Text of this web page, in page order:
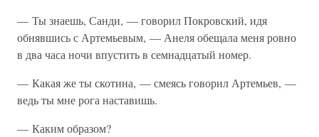
— Ты знаешь, Санди, — говорил Покровский, идя
обнявшись с Артемьевым, — Анеля обещала меня ровно
в два часа ночи впустить в семнадцатый номер.
— Какая же ты скотина, — смеясь говорил Артемьев, —
ведь ты мне рога наставишь.
— Каким образом?